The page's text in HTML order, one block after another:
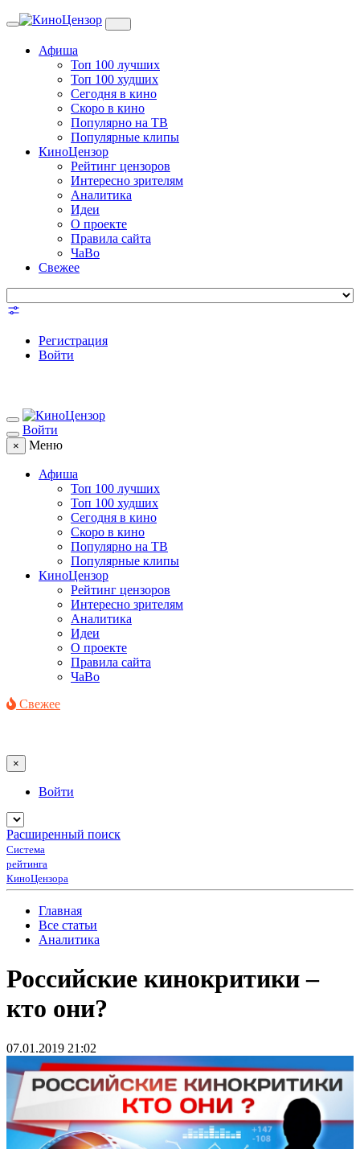
Toggle
Афиша
Топ 100 лучших
Топ 100 худших
Сегодня в кино
Скоро в кино
Популярно на ТВ
Популярные клипы
КиноЦензор
Рейтинг цензоров
Интересно зрителям
Аналитика
Идеи
О проекте
Правила сайта
ЧаВо
Свежее
Регистрация
Войти
Войти
× Меню
Афиша
Топ 100 лучших
Топ 100 худших
Сегодня в кино
Скоро в кино
Популярно на ТВ
Популярные клипы
КиноЦензор
Рейтинг цензоров
Интересно зрителям
Аналитика
Идеи
О проекте
Правила сайта
ЧаВо
Свежее
×
Войти
Расширенный поиск
Система
рейтинга
КиноЦензора
Главная
Все статьи
Аналитика
Российские кинокритики –
кто они?
07.01.2019 21:02